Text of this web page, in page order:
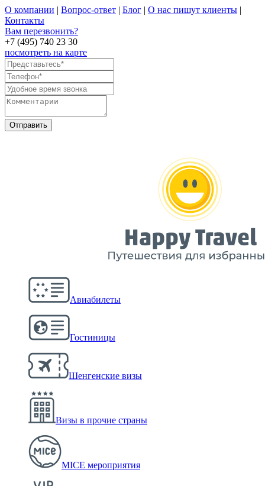
О компании | Вопрос-ответ | Блог | О нас пишут клиенты |
Контакты
Вам перезвонить?
+7 (495) 740 23 30
посмотреть на карте
Авиабилеты
Гостиницы
Шенгенские визы
Визы в прочие страны
MICE мероприятия